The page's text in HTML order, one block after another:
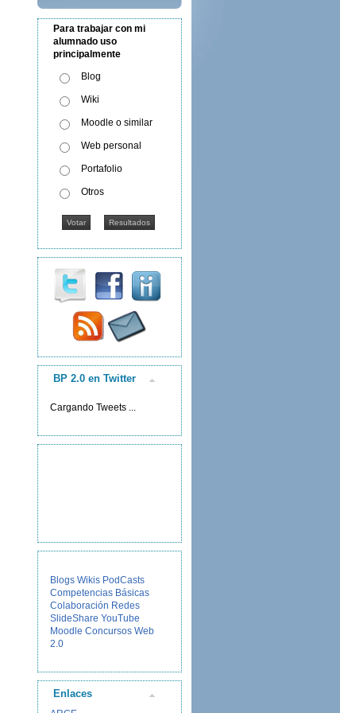
Para trabajar con mi
alumnado uso
principalmente
Blog
Wiki
Moodle o similar
Web personal
Portafolio
Otros
BP 2.0 en Twitter
Cargando Tweets ...
Blogs Wikis PodCasts
Competencias Básicas
Colaboración Redes
SlideShare YouTube
Moodle Concursos Web
2.0
Enlaces